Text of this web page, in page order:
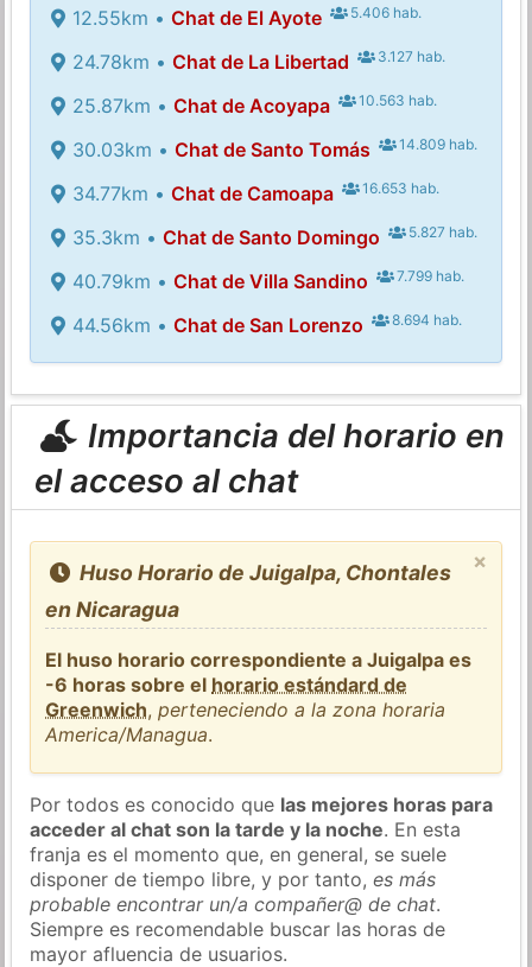
12.55km • Chat de El Ayote 5.406 hab.
24.78km • Chat de La Libertad 3.127 hab.
25.87km • Chat de Acoyapa 10.563 hab.
30.03km • Chat de Santo Tomás 14.809 hab.
34.77km • Chat de Camoapa 16.653 hab.
35.3km • Chat de Santo Domingo 5.827 hab.
40.79km • Chat de Villa Sandino 7.799 hab.
44.56km • Chat de San Lorenzo 8.694 hab.
Importancia del horario en
el acceso al chat
×
Huso Horario de Juigalpa, Chontales
en Nicaragua
El huso horario correspondiente a Juigalpa es
-6 horas sobre el horario estándard de
Greenwich,perteneciendo a la zona horaria
America/Managua.
Por todos es conocido que las mejores horas para
acceder al chat son la tarde y la noche. En esta
franja es el momento que, en general, se suele
disponer de tiempo libre, y por tanto,es más
probable encontrar un/a compañer@ de chat.
Siempre es recomendable buscar las horas de
mayor afluencia de usuarios.